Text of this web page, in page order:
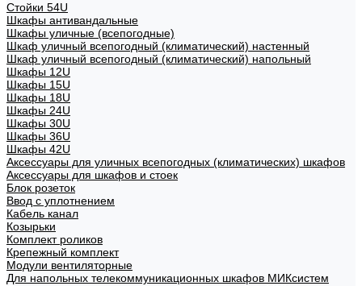
Стойки 54U
Шкафы антивандальные
Шкафы уличные (всепогодные)
Шкаф уличный всепогодный (климатический) настенный
Шкаф уличный всепогодный (климатический) напольный
Шкафы 12U
Шкафы 15U
Шкафы 18U
Шкафы 24U
Шкафы 30U
Шкафы 36U
Шкафы 42U
Аксессуары для уличных всепогодных (климатических) шкафов
Аксессуары для шкафов и стоек
Блок розеток
Ввод с уплотнением
Кабель канал
Козырьки
Комплект роликов
Крепежный комплект
Модули вентиляторные
Для напольных телекоммуникационных шкафов МИКсистем